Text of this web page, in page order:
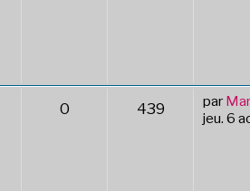
0 439 par
jeu. 6